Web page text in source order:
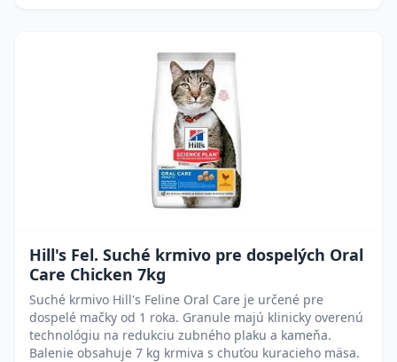
Hill's Fel. Suché krmivo pre dospelých Oral
Care Chicken 7kg
Suché krmivo Hill's Feline Oral Care je určené pre
dospelé mačky od 1 roka. Granule majú klinicky overenú
technológiu na redukciu zubného plaku a kameňa.
Balenie obsahuje 7 kg krmiva s chuťou kuracieho mäsa.